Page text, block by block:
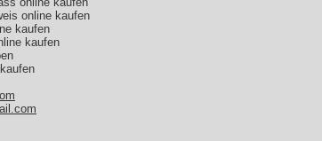
online kaufen
kaufen
kaufen